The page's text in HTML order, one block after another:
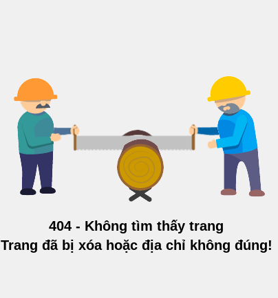
404 - Không tìm thấy trang
Trang đã bị xóa hoặc địa chỉ không đúng!